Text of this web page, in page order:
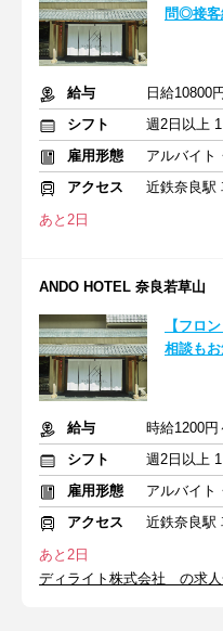
問◎接客
給与
日給10800
シフト
雇用形態
アルバイト
アクセス
近鉄奈良駅
あと2日
ANDO HOTEL 奈良若草山
【フロ
相談も
給与
時給1200
シフト
雇用形態
アルバイト
アクセス
近鉄奈良駅
あと2日
ディライト株式会社 の求人